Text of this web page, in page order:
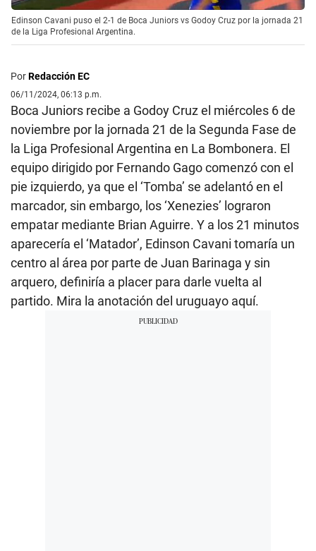
Edinson Cavani puso el 2-1 de Boca Juniors vs Godoy Cruz por la jornada 21
de la Liga Profesional Argentina.
PorRedacción EC
06/11/2024, 06:13 p.m.
Boca Juniors recibe a Godoy Cruz el miércoles 6 de
noviembre por la jornada 21 de la Segunda Fase de
la Liga Profesional Argentina en La Bombonera. El
equipo dirigido por Fernando Gago comenzó con el
pie izquierdo, ya que el ‘Tomba’ se adelantó en el
marcador, sin embargo, los ‘Xenezies’ lograron
empatar mediante Brian Aguirre. Y a los 21 minutos
aparecería el ‘Matador’, Edinson Cavani tomaría un
centro al área por parte de Juan Barinaga y sin
arquero, definiría a placer para darle vuelta al
partido. Mira la anotación del uruguayo aquí.